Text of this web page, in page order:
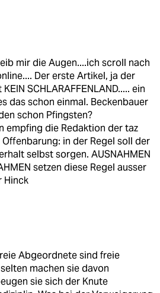
mir die Augen....ich scroll nach
Der erste Artikel, ja der
SCHLARAFFENLAND..... ein
das schon einmal. Beckenbauer
schon Pfingsten?
empfing die Redaktion der taz
in der Regel soll der
selbst sorgen. AUSNAHMEN
setzen diese Regel ausser
Hinck
Abgeordnete sind freie
machen sie davon
sie sich der Knute